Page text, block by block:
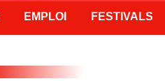
EMPLOI FESTIVALS